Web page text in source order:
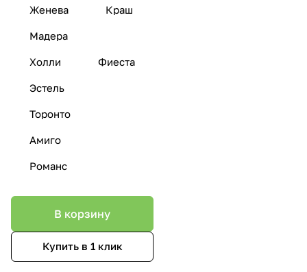
Женева Краш
Мадера
Холли Фиеста
Эстель
Торонто
Амиго
Романс
В корзину
Купить в 1 клик